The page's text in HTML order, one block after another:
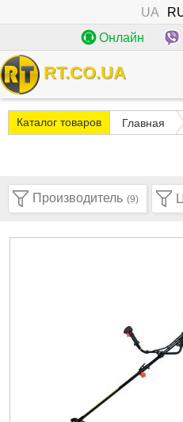
UA
Онлайн
RT.CO.UA
Каталог товаров Главная
Производитель (9)